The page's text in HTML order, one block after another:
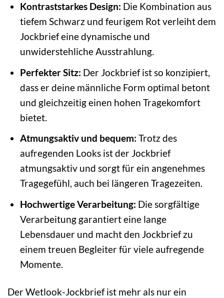
Kontraststarkes Design: Die Kombination aus
tiefem Schwarz und feurigem Rot verleiht dem
Jockbrief eine dynamische und
unwiderstehliche Ausstrahlung.
Perfekter Sitz: Der Jockbrief ist so konzipiert,
dass er deine männliche Form optimal betont
und gleichzeitig einen hohen Tragekomfort
bietet.
Atmungsaktiv und bequem: Trotz des
aufregenden Looks ist der Jockbrief
atmungsaktiv und sorgt für ein angenehmes
Tragegefühl, auch bei längeren Tragezeiten.
Hochwertige Verarbeitung: Die sorgfältige
Verarbeitung garantiert eine lange
Lebensdauer und macht den Jockbrief zu
einem treuen Begleiter für viele aufregende
Momente.
Der Wetlook-Jockbrief ist mehr als nur ein